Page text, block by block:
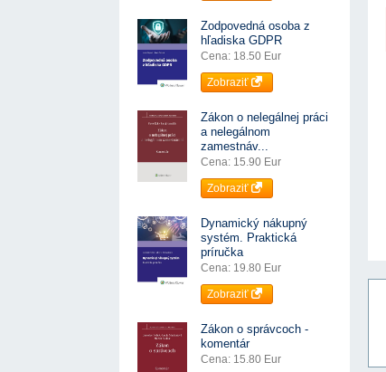
Zodpovedná osoba z
hľadiska GDPR
Cena: 18.50 Eur
Zobraziť
Zákon o nelegálnej práci
a nelegálnom
zamestnáv...
Cena: 15.90 Eur
Zobraziť
Dynamický nákupný
systém. Praktická
príručka
Cena: 19.80 Eur
Zobraziť
Zákon o správcoch -
komentár
Cena: 15.80 Eur